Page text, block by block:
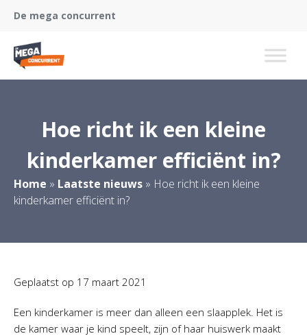
De mega concurrent
Hoe richt ik een kleine
kinderkamer efficiënt in?
Home » Laatste nieuws » Hoe richt ik een kleine
kinderkamer efficiënt in?
Geplaatst op 17 maart 2021
Een kinderkamer is meer dan alleen een slaapplek. Het is
de kamer waar je kind speelt, zijn of haar huiswerk maakt